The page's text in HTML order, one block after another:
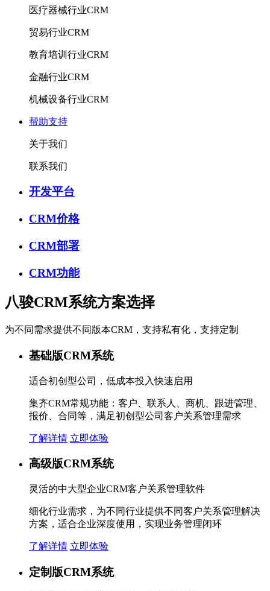
医疗器械行业CRM
贸易行业CRM
教育培训行业CRM
金融行业CRM
机械设备行业CRM
帮助支持
关于我们
联系我们
开发平台
CRM价格
CRM部署
CRM功能
八骏CRM系统方案选择
为不同需求提供不同版本CRM，支持私有化，支持定制
基础版CRM系统
适合初创型公司，低成本投入快速启用
集齐CRM常规功能：客户、联系人、商机、跟进管理、
报价、合同等，满足初创型公司客户关系管理需求
了解详情 立即体验
高级版CRM系统
灵活的中大型企业CRM客户关系管理软件
细化行业需求，为不同行业提供不同客户关系管理解决
方案，适合企业深度使用，实现业务管理闭环
了解详情 立即体验
定制版CRM系统